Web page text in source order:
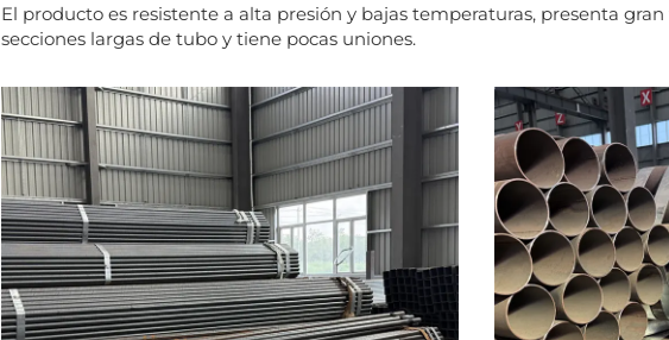
El producto es resistente a alta presión y bajas temperaturas, presenta
secciones largas de tubo y tiene pocas uniones.